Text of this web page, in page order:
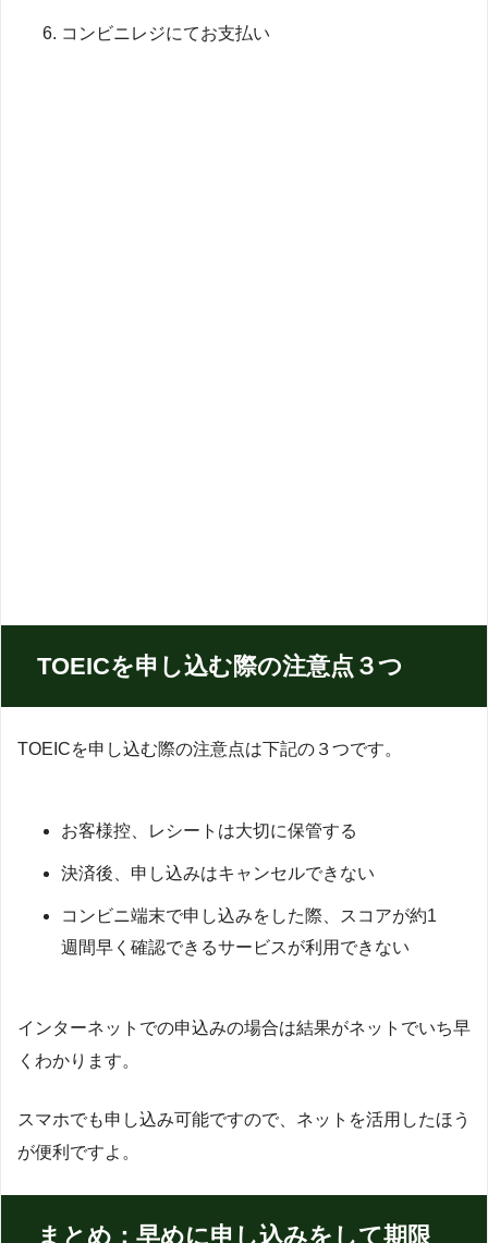
コンビニレジにてお支払い
TOEICを申し込む際の注意点３つ
TOEICを申し込む際の注意点は下記の３つです。
お客様控、レシートは大切に保管する
決済後、申し込みはキャンセルできない
コンビニ端末で申し込みをした際、スコアが約1
週間早く確認できるサービスが利用できない
インターネットでの申込みの場合は結果がネットでいち早
くわかります。
スマホでも申し込み可能ですので、ネットを活用したほう
が便利ですよ。
まとめ：早めに申し込みをして期限